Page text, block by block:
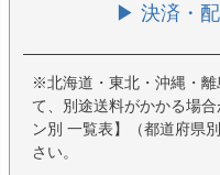
▶ 決済・
※北海道・東北・沖縄・
て、別途送料がかかる場
ン別 一覧表】（都道府県
さい。